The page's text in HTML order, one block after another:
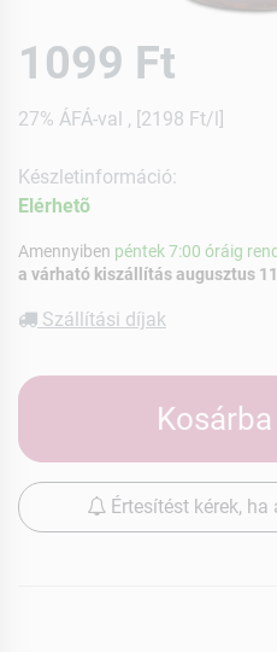
1099 Ft
27% ÁFÁ-val , [2198 Ft/l]
Készletinformáció:
Elérhetõ
Amennyiben péntek 7:00 óráig
a várható kiszállítás augusztus
Szállítási díjak
Értesítést kérek, ha